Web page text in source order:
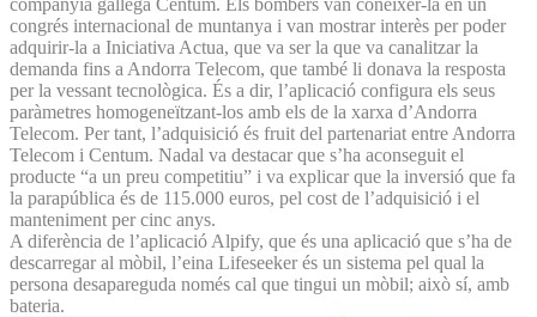
congrés internacional de muntanya i van mostrar interès per poder
adquirir-la a Iniciativa Actua, que va ser la que va canalitzar la
demanda fins a Andorra Telecom, que també li donava la resposta
per la vessant tecnològica. És a dir, l’aplicació configura els seus
paràmetres homogeneïtzant-los amb els de la xarxa d’Andorra
Telecom. Per tant, l’adquisició és fruit del partenariat entre Andorra
Telecom i Centum. Nadal va destacar que s’ha aconseguit el
producte “a un preu competitiu” i va explicar que la inversió que fa
la parapública és de 115.000 euros, pel cost de l’adquisició i el
manteniment per cinc anys.
A diferència de l’aplicació Alpify, que és una aplicació que s’ha de
descarregar al mòbil, l’eina Lifeseeker és un sistema pel qual la
persona desapareguda només cal que tingui un mòbil; això sí, amb
bateria.